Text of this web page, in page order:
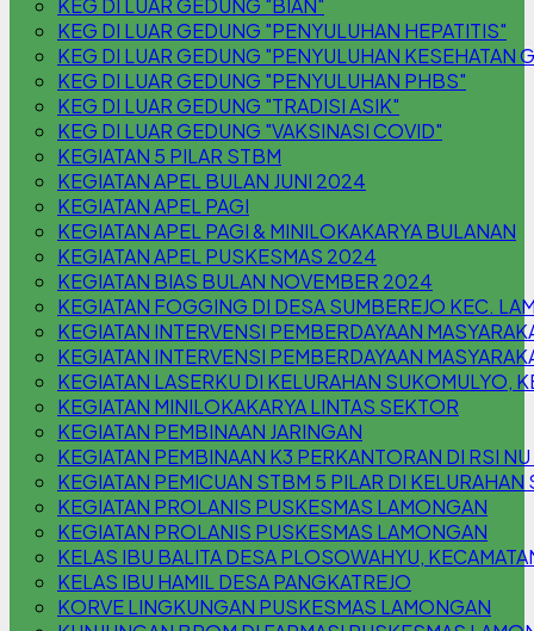
KEG DI LUAR GEDUNG "BIAN"
KEG DI LUAR GEDUNG "PENYULUHAN HEPATITIS"
KEG DI LUAR GEDUNG "PENYULUHAN KESEHATAN
KEG DI LUAR GEDUNG "PENYULUHAN PHBS"
KEG DI LUAR GEDUNG "TRADISI ASIK"
KEG DI LUAR GEDUNG "VAKSINASI COVID"
KEGIATAN 5 PILAR STBM
KEGIATAN APEL BULAN JUNI 2024
KEGIATAN APEL PAGI
KEGIATAN APEL PAGI & MINILOKAKARYA BULANAN
KEGIATAN APEL PUSKESMAS 2024
KEGIATAN BIAS BULAN NOVEMBER 2024
KEGIATAN FOGGING DI DESA SUMBEREJO KEC.
KEGIATAN INTERVENSI PEMBERDAYAAN
KEGIATAN INTERVENSI PEMBERDAYAAN
KEGIATAN LASERKU DI KELURAHAN SUKOMULYO,
KEGIATAN MINILOKAKARYA LINTAS SEKTOR
KEGIATAN PEMBINAAN JARINGAN
KEGIATAN PEMBINAAN K3 PERKANTORAN DI RSI
KEGIATAN PEMICUAN STBM 5 PILAR DI
KEGIATAN PROLANIS PUSKESMAS LAMONGAN
KEGIATAN PROLANIS PUSKESMAS LAMONGAN
KELAS IBU BALITA DESA PLOSOWAHYU,
KELAS IBU HAMIL DESA PANGKATREJO
KORVE LINGKUNGAN PUSKESMAS LAMONGAN